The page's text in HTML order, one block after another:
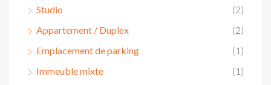
Studio
(2)
Appartement / Duplex
(2)
Emplacement de parking
(1)
Immeuble mixte
(1)